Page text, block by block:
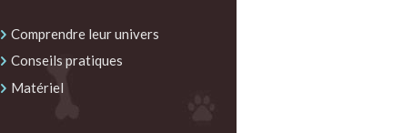
Comprendre leur univers
Conseils pratiques
Matériel